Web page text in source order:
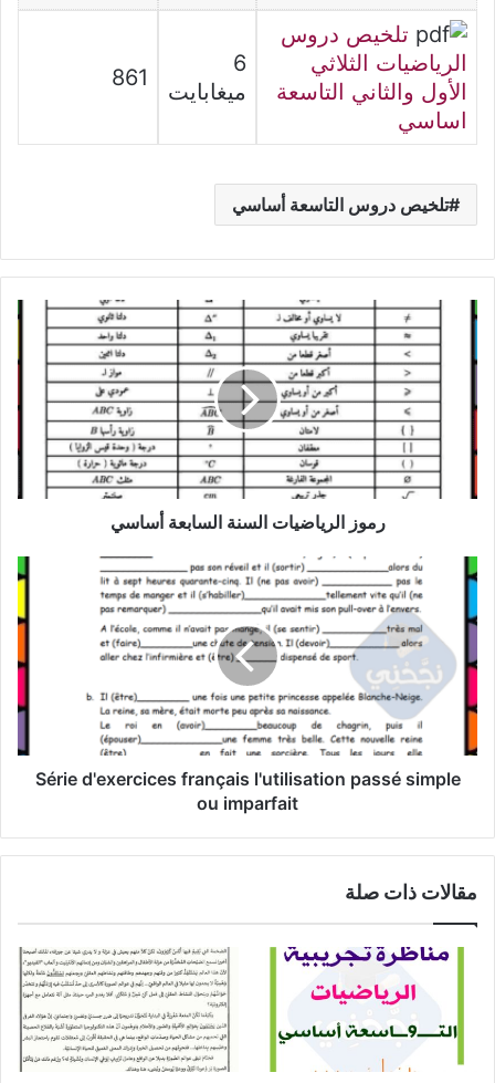
تلخيص دروس
الرياضيات الثلاثي
الأول والثاني التاسعة
اساسي
6
ميغابايت
861
تلخيص دروس التاسعة أساسي
رموز
الرياضيات
السنة
السابعة
أساسي
رموز الرياضيات السنة السابعة أساسي
Série
d'exercices
français
l'utilisation
passé
simple
ou
imparfait
Série d'exercices français l'utilisation passé simple
ou imparfait
مقالات ذات صلة